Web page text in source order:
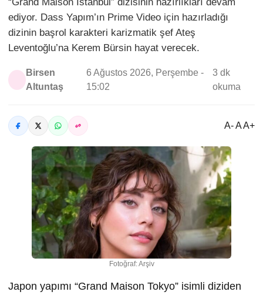
ediyor. Dass Yapım’ın Prime Video için hazırladığı
dizinin başrol karakteri karizmatik şef Ateş
Leventoğlu’na Kerem Bürsin hayat verecek.
Birsen
Altuntaş
6 Ağustos 2026, Perşembe -
15:02
3 dk
okuma
A- A A+
Fotoğraf: Arşiv
Japon yapımı “Grand Maison Tokyo” isimli diziden